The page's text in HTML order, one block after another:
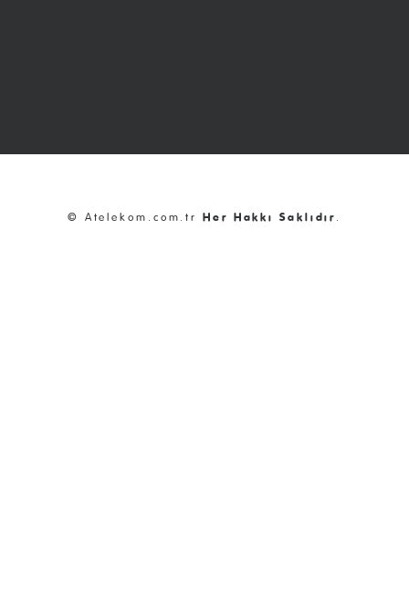
© Atelekom.com.trHer Hakkı Saklıdır .